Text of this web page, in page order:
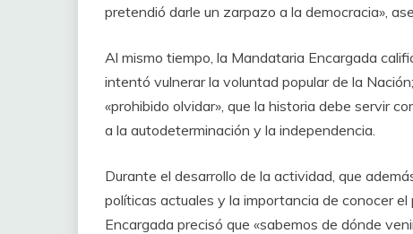
pretendió darle un zarpazo a la democracia»,
Al mismo tiempo, la Mandataria Encargada
intentó vulnerar la voluntad popular de la
«prohibido olvidar», que la historia debe servir
a la autodeterminación y la independencia.
Durante el desarrollo de la actividad, que
políticas actuales y la importancia de conocer
Encargada precisó que «sabemos de dónde